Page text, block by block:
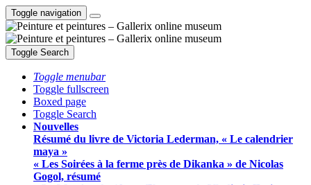
Toggle navigation
Toggle Search
Toggle menubar
Toggle fullscreen
Boxed page
Toggle Search
Nouvelles
Résumé du livre de Victoria Lederman, « Le calendrier
maya »
« Les Soirées à la ferme près de Dikanka » de Nicolas
Gogol, résumé